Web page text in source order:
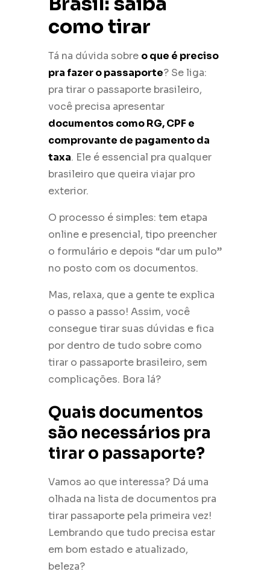
como tirar
Tá na dúvida sobre o que é preciso
pra fazer o passaporte? Se liga:
pra tirar o passaporte brasileiro,
você precisa apresentar
documentos como RG, CPF e
comprovante de pagamento da
taxa. Ele é essencial pra qualquer
brasileiro que queira viajar pro
exterior.
O processo é simples: tem etapa
online e presencial, tipo preencher
o formulário e depois “dar um pulo”
no posto com os documentos.
Mas, relaxa, que a gente te explica
o passo a passo! Assim, você
consegue tirar suas dúvidas e fica
por dentro de tudo sobre como
tirar o passaporte brasileiro, sem
complicações. Bora lá?
Quais documentos
são necessários pra
tirar o passaporte?
Vamos ao que interessa? Dá uma
olhada na lista de documentos pra
tirar passaporte pela primeira vez!
Lembrando que tudo precisa estar
em bom estado e atualizado,
beleza?